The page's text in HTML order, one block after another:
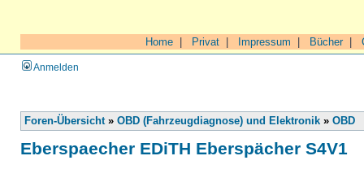
Home Privat Impressum Bücher|
Anmelden
Foren-Übersicht» OBD (Fahrzeugdiagnose) und Elektronik » OBD
Eberspaecher EDiTH Eberspächer S4V1